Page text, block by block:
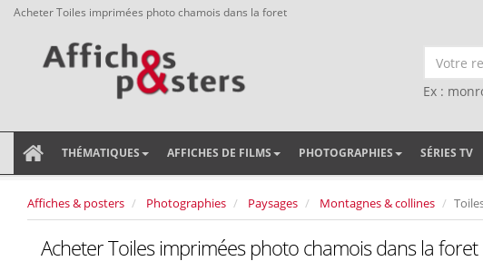
Acheter Toiles imprimées photo chamois dans la foret
Ex :
THÉMATIQUES AFFICHES DE FILMS PHOTOGRAPHIES SÉRIES TV
Affiches & posters Photographies Paysages Montagnes & collines
Acheter Toiles imprimées photo chamois dans la foret